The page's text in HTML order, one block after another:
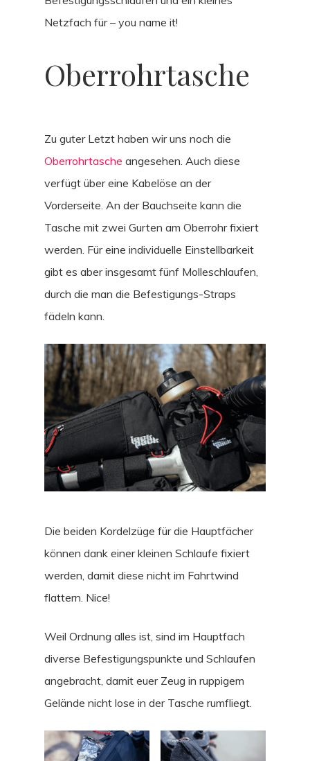
Netzfach für – you name it!
Oberrohrtasche
Zu guter Letzt haben wir uns noch die
Oberrohrtasche angesehen. Auch diese
verfügt über eine Kabelöse an der
Vorderseite. An der Bauchseite kann die
Tasche mit zwei Gurten am Oberrohr fixiert
werden. Für eine individuelle Einstellbarkeit
gibt es aber insgesamt fünf Molleschlaufen,
durch die man die Befestigungs-Straps
fädeln kann.
Die beiden Kordelzüge für die Hauptfächer
können dank einer kleinen Schlaufe fixiert
werden, damit diese nicht im Fahrtwind
flattern. Nice!
Weil Ordnung alles ist, sind im Hauptfach
diverse Befestigungspunkte und Schlaufen
angebracht, damit euer Zeug in ruppigem
Gelände nicht lose in der Tasche rumfliegt.